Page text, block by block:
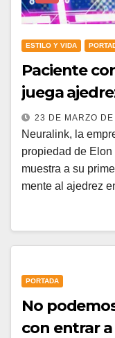
ESTILO Y VIDA
Paciente
juega
23 DE MARZO
Neuralink, la
propiedad de
muestra a su
mente al ajedrez
PORTADA
No
con entrar